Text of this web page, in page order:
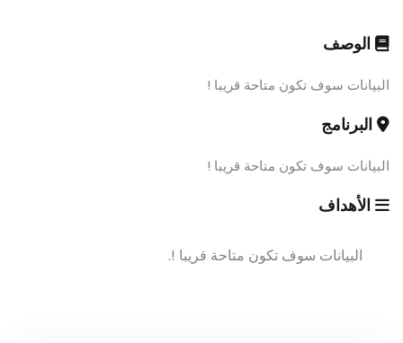
الوصف
البيانات سوف تكون متاحة قريبا !
البرنامج
البيانات سوف تكون متاحة قريبا !
الأهداف
البيانات سوف تكون متاحة قريبا !.